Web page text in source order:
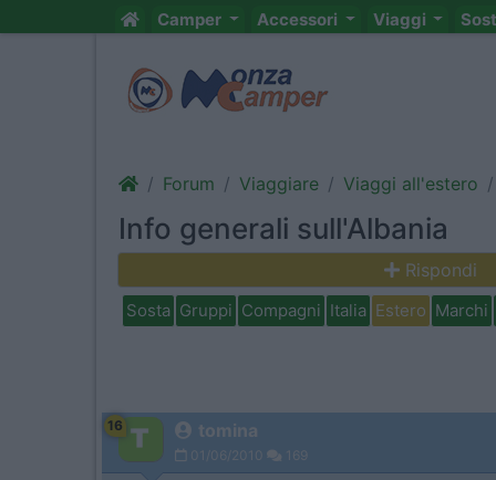
Camper Accessori Viaggi
Forum Viaggiare Viaggi all'estero
Info generali sull'Albania
Rispondi
Sosta Gruppi Compagni Italia Estero Marchi
16 tomina
01/06/2010 169